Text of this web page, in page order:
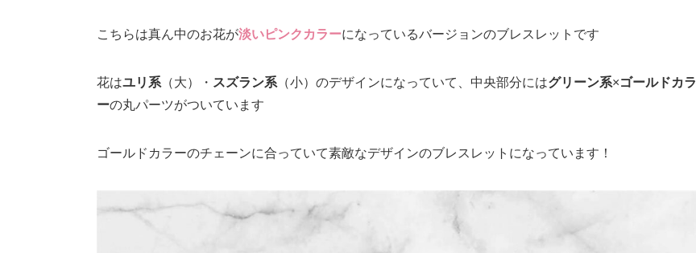
こちらは真ん中のお花が淡いピンクカラーになっているバージョンのブレスレットです
花はユリ系 （大）・ スズラン系 （小）のデザインになっていて、中央部分にはグリーン系×ゴールドカラ
ーの丸パーツがついています
ゴールドカラーのチェーンに合っていて素敵なデザインのブレスレットになっています！